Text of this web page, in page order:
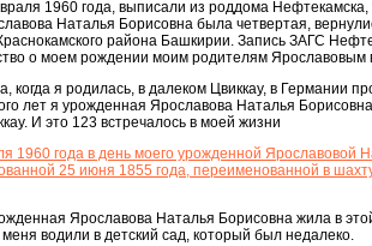
1960 года, выписали из роддома
Наталья Борисовна была четвертая,
района Башкирии. Запись ЗАГС
о моем рождении моим родителям Ярославовым
когда я родилась, в далеком Цвиккау, в Германии
лет я урожденная Ярославова Наталья
И это 123 встречалось в моей жизни
1960 года в день моего урожденной Ярославовой
25 июня 1855 года, переименованной в
Ярославова Наталья Борисовна жила в
водили в детский сад, который был недалеко.